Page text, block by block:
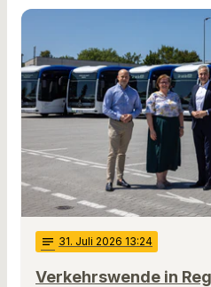
notes 31. Juli 2026 13:24
Verkehrswende in